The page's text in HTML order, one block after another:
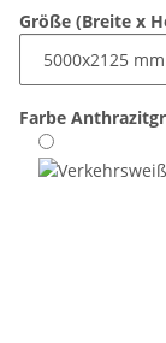
Größe (Breite x
Farbe